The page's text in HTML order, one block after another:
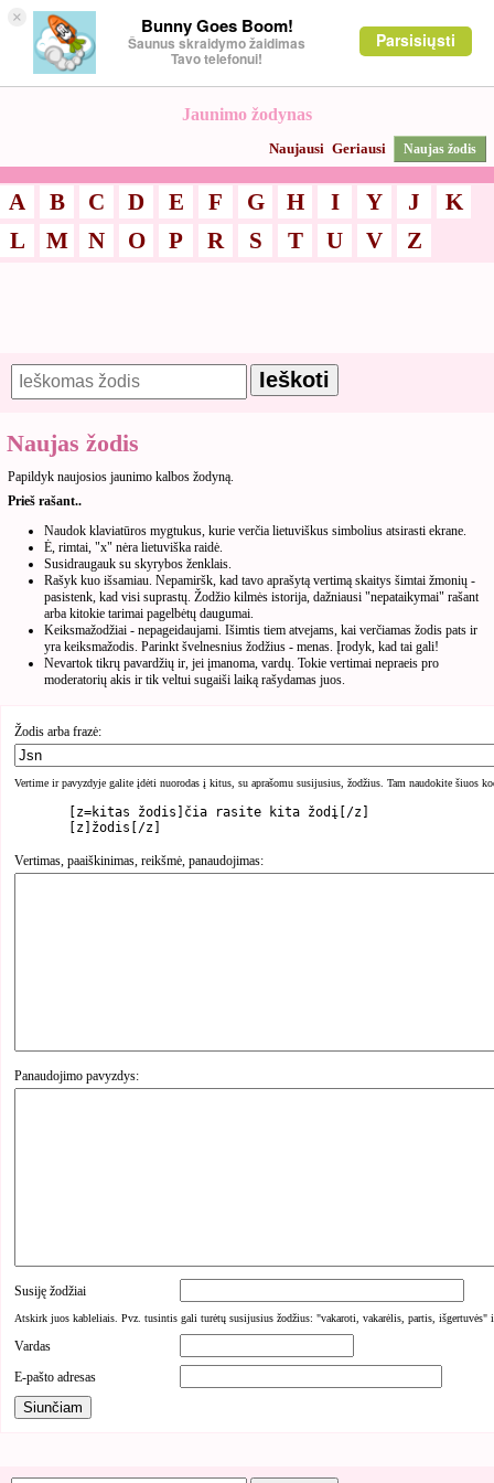
× Bunny Goes Boom!
Šaunus skraidymo žaidimas
Tavo telefonui!
Parsisiųsti
Jaunimo žodynas
Naujausi Geriausi Naujas žodis
A B C D E F G H I Y J
K
L
M N O P R S T U V Z
Naujas žodis
Papildyk naujosios jaunimo kalbos žodyną.
Prieš rašant..
Naudok klaviatūros mygtukus, kurie verčia lietuviškus simbolius atsirasti ekrane.
Ė, rimtai, "x" nėra lietuviška raidė.
Susidraugauk su skyrybos ženklais.
Rašyk kuo išsamiau. Nepamiršk, kad tavo aprašytą vertimą skaitys šimtai žmonių -
pasistenk, kad visi suprastų. Žodžio kilmės istorija, dažniausi "nepataikymai" rašant
arba kitokie tarimai pagelbėtų daugumai.
Keiksmažodžiai - nepageidaujami. Išimtis tiem atvejams, kai verčiamas žodis pats ir
yra keiksmažodis. Parinkt švelnesnius žodžius - menas. Įrodyk, kad tai gali!
Nevartok tikrų pavardžių ir, jei įmanoma, vardų. Tokie vertimai nepraeis pro
moderatorių akis ir tik veltui sugaiši laiką rašydamas juos.
Žodis arba frazė:
Vertime ir pavyzdyje galite įdėti nuorodas į kitus, su aprašomu susijusius, žodžius. Tam naudokite šiuos
Vertimas, paaiškinimas, reikšmė, panaudojimas:
Panaudojimo pavyzdys:
Susiję žodžiai
Atskirk juos kableliais. Pvz. tusintis gali turėtų susijusius žodžius: "vakaroti, vakarėlis, partis, išgertuvės"
Vardas
E-pašto adresas